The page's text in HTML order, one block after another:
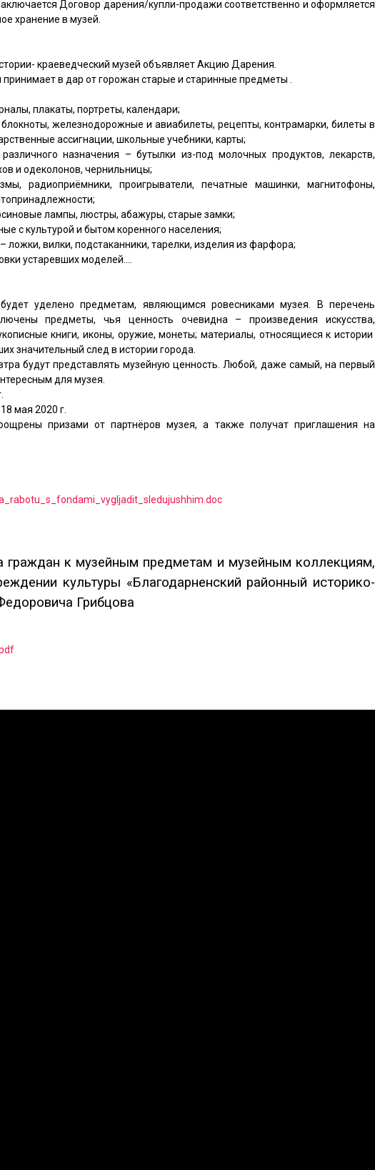
Договор дарения/купли-продажи соответственно и оформляется
хранение в музей.
краеведческий музей объявляет Акцию Дарения.
в дар от горожан старые и старинные предметы .
плакаты, портреты, календари;
железнодорожные и авиабилеты, рецепты, контрамарки, билеты в
ассигнации, школьные учебники, карты;
назначения – бутылки из-под молочных продуктов, лекарств,
и одеколонов, чернильницы;
радиоприёмники, проигрыватели, печатные машинки, магнитофоны,
лампы, люстры, абажуры, старые замки;
с культурой и бытом коренного населения;
ложки, вилки, подстаканники, тарелки, изделия из фарфора;
устаревших моделей….
уделено предметам, являющимся ровесниками музея. В перечень
предметы, чья ценность очевидна – произведения искусства,
книги, иконы, оружие, монеты; материалы, относящиеся к истории
значительный след в истории города.
будут представлять музейную ценность. Любой, даже самый, на первый
для музея.
мая 2020 г.
призами от партнёров музея, а также получат приглашения на
граждан к музейным предметам и музейным коллекциям,
культуры «Благодарненский районный историко-
Грибцова